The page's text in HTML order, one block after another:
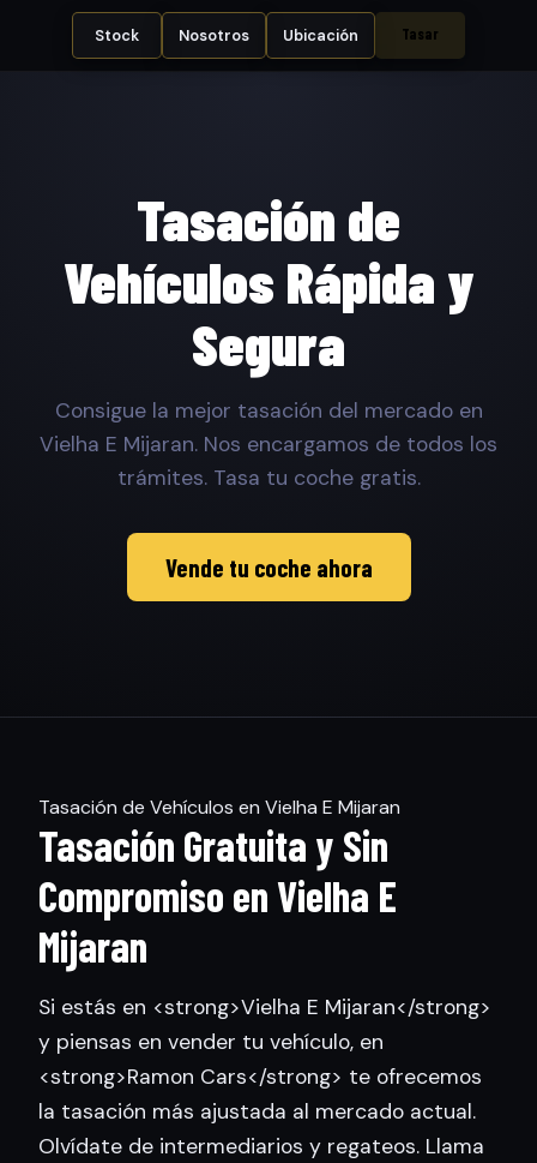
Stock Nosotros Ubicación Tasar
Tasación de
Vehículos Rápida y
Segura
Consigue la mejor tasación del mercado en
Vielha E Mijaran. Nos encargamos de todos los
trámites. Tasa tu coche gratis.
Vende tu coche ahora
Tasación de Vehículos en Vielha E Mijaran
Tasación Gratuita y Sin
Compromiso en Vielha E
Mijaran
Si estás en <strong>Vielha E Mijaran</strong>
y piensas en vender tu vehículo, en
<strong>Ramon Cars</strong> te ofrecemos
la tasación más ajustada al mercado actual.
Olvídate de intermediarios y regateos. Llama